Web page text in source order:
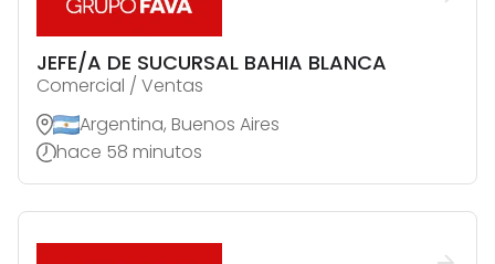
JEFE/A DE SUCURSAL BAHIA BLANCA
Comercial / Ventas
Argentina, Buenos Aires
hace 58 minutos